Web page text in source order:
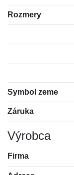
Rozmery
Symbol zeme
Záruka
Výrobca
Firma